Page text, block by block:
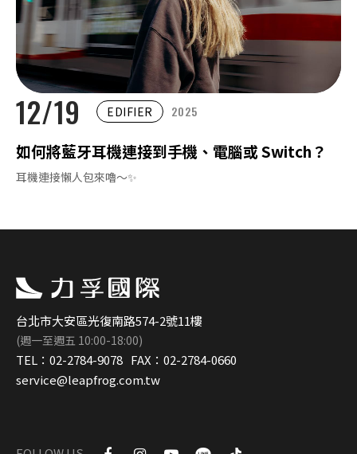
12/19 EDIFIER 2025
如何將藍牙耳機連接到手機、電腦或 Switch？
耳機連接懶人包來嚕～✨
台北市大安區光復南路574-2號11樓
(週一至週五 10:00-18:00)
TEL： 02-2784-9078 FAX： 02-2784-0660
service@leapfrog.com.tw